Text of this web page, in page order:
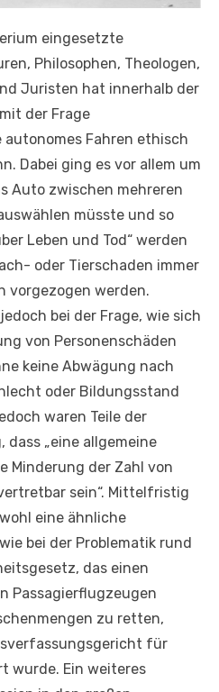
eingesetzte
Philosophen, Theologen,
Juristen hat innerhalb der
der Frage
Fahren ethisch
Dabei ging es vor allem um
Auto zwischen mehreren
müsste und so
Leben und Tod“ werden
oder Tierschaden immer
vorgezogen werden.
bei der Frage, wie sich
von Personenschäden
keine Abwägung nach
oder Bildungsstand
waren Teile der
dass „eine allgemeine
Minderung der Zahl von
sein“. Mittelfristig
eine ähnliche
bei der Problematik rund
das einen
Passagierflugzeugen
zu retten,
für
wurde. Ein weiteres